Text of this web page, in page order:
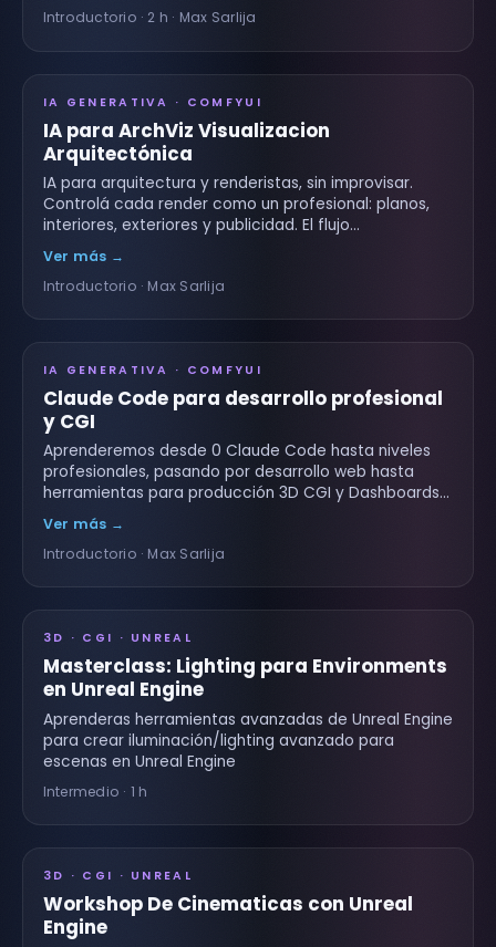
Introductorio · 2 h · Max Sarlija
IA GENERATIVA · COMFYUI
IA para ArchViz Visualizacion
Arquitectónica
IA para arquitectura y renderistas, sin improvisar.
Controlá cada render como un profesional: planos,
interiores, exteriores y publicidad. El flujo…
Ver más →
Introductorio · Max Sarlija
IA GENERATIVA · COMFYUI
Claude Code para desarrollo profesional
y CGI
Aprenderemos desde 0 Claude Code hasta niveles
profesionales, pasando por desarrollo web hasta
herramientas para producción 3D CGI y Dashboards…
Ver más →
Introductorio · Max Sarlija
3D · CGI · UNREAL
Masterclass: Lighting para Environments
en Unreal Engine
Aprenderas herramientas avanzadas de Unreal Engine
para crear iluminación/lighting avanzado para
escenas en Unreal Engine
Intermedio · 1 h
3D · CGI · UNREAL
Workshop De Cinematicas con Unreal
Engine